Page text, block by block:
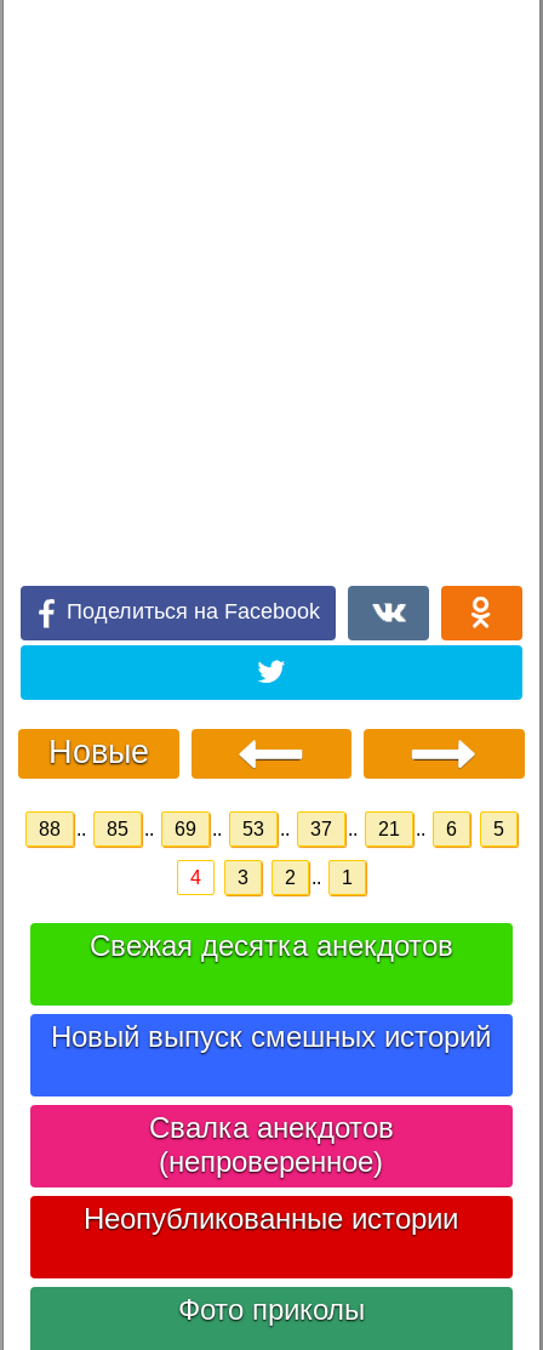
Поделиться на Facebook
Новые
88 .. 85 .. 69 .. 53 .. 37 .. 21 .. 6 5
4 3 2 .. 1
Свежая десятка анекдотов
Новый выпуск смешных историй
Свалка анекдотов
(непроверенное)
Неопубликованные истории
Фото приколы